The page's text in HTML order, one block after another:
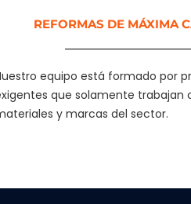
REFORMAS DE MÁXIMA
equipo está formado por
que solamente trabajan
y marcas del sector.